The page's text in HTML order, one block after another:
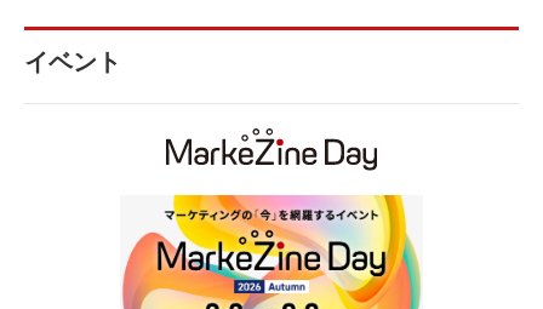
イベント